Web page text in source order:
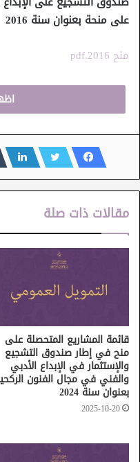
على منحة بعنوان سنة 2016
منح 2016.pdf
مقالات ذات صلة
قائمة المشاريع المتحصلة على
منح في إطار صندوق التشجيع
والإستثمار في الإبداع الأدبي
والفني في مجال الفنون
بعنوان سنة 2024
2025-10-20